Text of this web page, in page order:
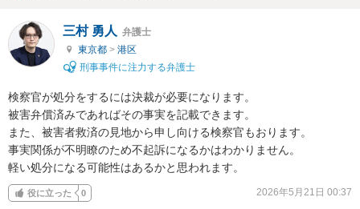
三村 勇人 弁護士
東京都 > 港区
刑事事件に注力する弁護士
検察官が処分をするには決裁が必要になります。
被害弁償済みであればその事実を記載できます。
また、被害者救済の見地から申し向ける検察官もおります。
事実関係が不明瞭のため不起訴になるかはわかりません。
軽い処分になる可能性はあるかと思われます。
役に立った 0 2026年5月21日 00:37